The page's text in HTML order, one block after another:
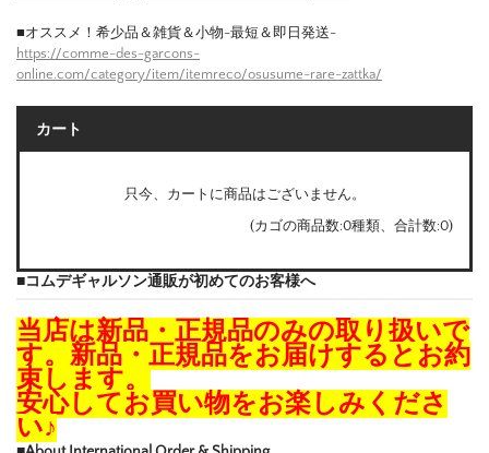
■オススメ！希少品＆雑貨＆小物-最短＆即日発送-
https://comme-des-garcons-
online.com/category/item/itemreco/osusume-rare-zattka/
カート
只今、カートに商品はございません。
(カゴの商品数:0種類、合計数:0)
■コムデギャルソン通販が初めてのお客様へ
当店は新品・正規品のみの取り扱いで
す。新品・正規品をお届けするとお約
束します。
安心してお買い物をお楽しみくださ
い♪